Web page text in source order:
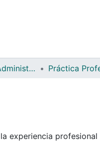
Licenciatura en Administración Industrial e Inteligencia de Negocios Práctica
experiencia profesional